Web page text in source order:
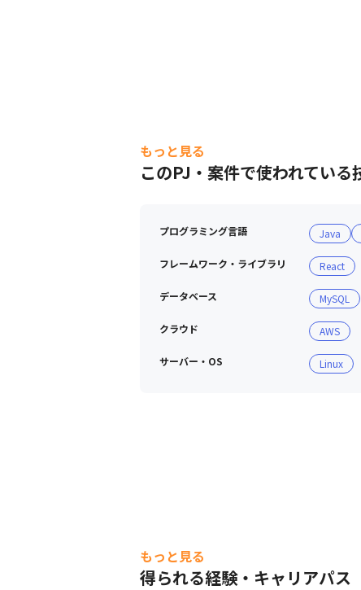
もっと見る
このPJ・案件で使われている
プログラミング言語 Java
フレームワーク・ライブラリ React
データベース MySQL
クラウド AWS
サーバー・OS Linux
もっと見る
得られる経験・キャリアパス